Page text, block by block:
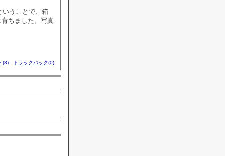
いうことで、箱
ちました。写真
(3) トラックバック(0)